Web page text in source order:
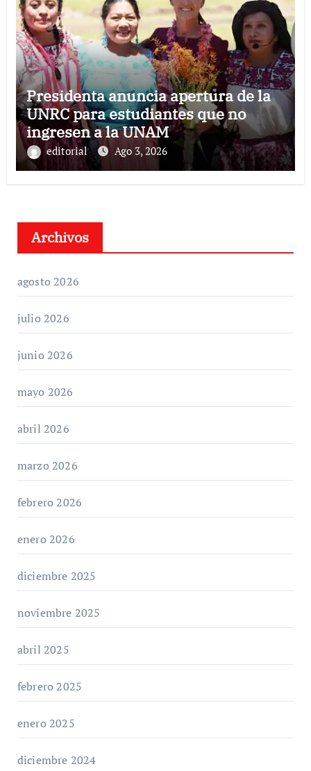
Presidenta anuncia apertura de la
UNRC para estudiantes que no
ingresen a la UNAM
editorial Ago 3, 2026
Archivos
agosto 2026
julio 2026
junio 2026
mayo 2026
abril 2026
marzo 2026
febrero 2026
enero 2026
diciembre 2025
noviembre 2025
abril 2025
febrero 2025
enero 2025
diciembre 2024